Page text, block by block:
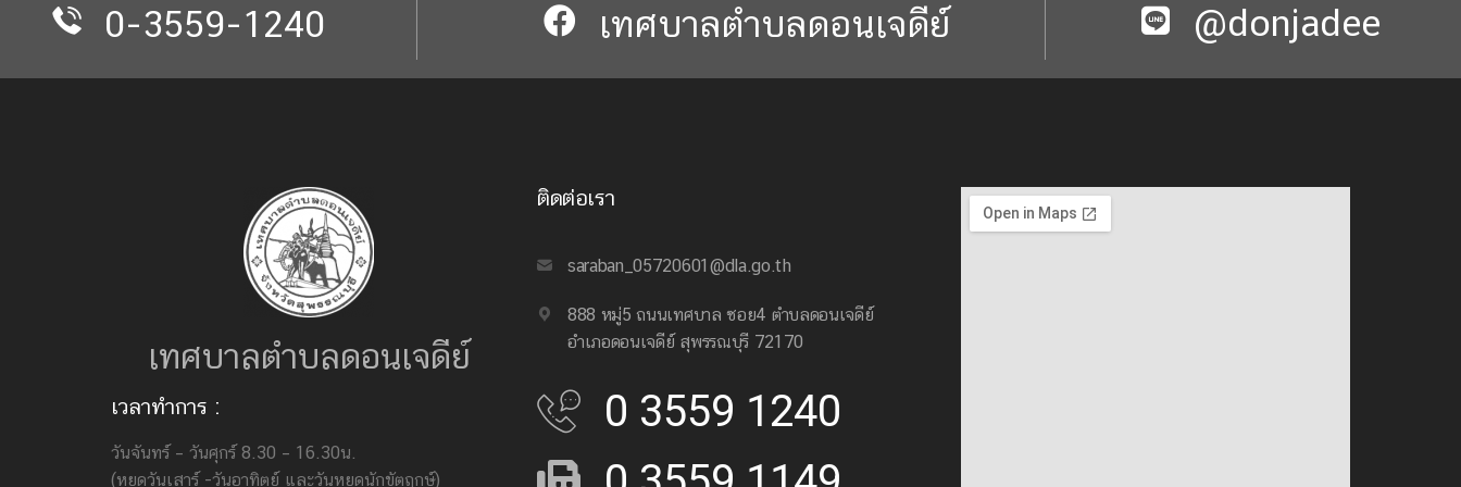
0-3559-1240 เทศบาลตำบลดอนเจดีย์​​ @donjadee​
เทศบาลตำบลดอนเจดีย์
เวลาทำการ :
วันจันทร์ – วันศุกร์ 8.30 – 16.30น.
(หยุดวันเสาร์ -วันอาทิตย์ และวันหยุดนักขัตฤกษ์)
ติดต่อเรา
saraban_05720601@dla.go.th
888 หมู่5 ถนนเทศบาล ซอย4 ตำบลดอนเจดีย์
อำเภอดอนเจดีย์ สุพรรณบุรี 72170
0 3559 1240